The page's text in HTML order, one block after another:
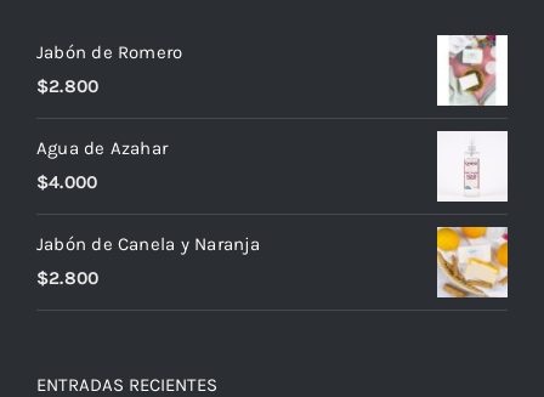
Jabón de Romero
$2.800
Agua de Azahar
$4.000
Jabón de Canela y Naranja
$2.800
ENTRADAS RECIENTES